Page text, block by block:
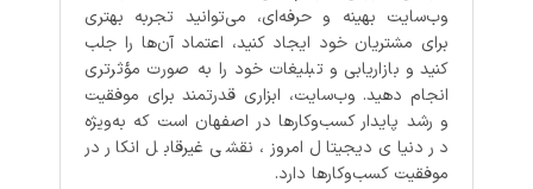
وب‌سایت بهینه و حرفه‌ای، می‌توانید تجربه بهتری
برای مشتریان خود ایجاد کنید، اعتماد آن‌ها را جلب
کنید و بازاریابی و تبلیغات خود را به صورت مؤثرتری
انجام دهید. وب‌سایت، ابزاری قدرتمند برای موفقیت
و رشد پایدار کسب‌وکارها در اصفهان است که به‌ویژه
در دنیای دیجیتال امروز، نقشی غیرقابل انکار در
موفقیت کسب‌وکارها دارد.